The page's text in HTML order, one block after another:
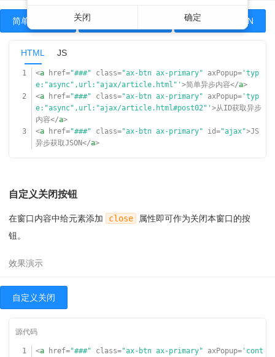
简单异步内容 JS异步获取JSON
HTML JS
1 <a href="###" class="ax-btn ax-primary" axPopup= 'typ
e:"async",url:"ajax/article.html"'>简单异步内容</a>
2
<a href="###" class="ax-btn ax-primary" axPopup= 'typ
e:"async",url:"ajax/article.html#post02"'>从ID获取异步
内容</a>
3
<a href="###" class="ax-btn ax-primary" id="ajax">JS
异步获取JSON</a>
自定义关闭按钮
在窗口内容中给元素添加 close
属性即可作为关闭本窗口的按
钮。
自定义关闭
1 <a href="###" class="ax-btn ax-primary" axPopup= 'cont
关闭 确定
关闭 确定